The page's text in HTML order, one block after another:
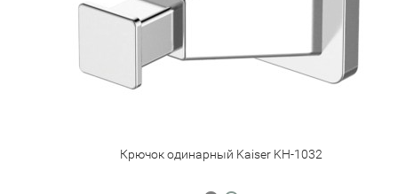
Крючок одинарный Kaiser KH-1032